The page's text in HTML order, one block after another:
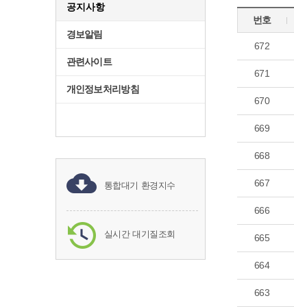
공지사항
경보알림
관련사이트
개인정보처리방침
통합대기 환경지수
실시간 대기질조회
번호
672
671
670
669
668
667
666
665
664
663